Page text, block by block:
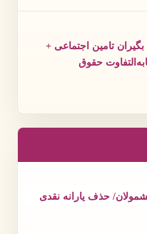
تامین اجتماعی +
حقوق
حذف یارانه نقدی